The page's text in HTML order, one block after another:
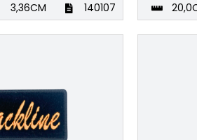
3,36CM 140107